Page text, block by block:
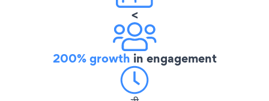
<
200% growth in engagement